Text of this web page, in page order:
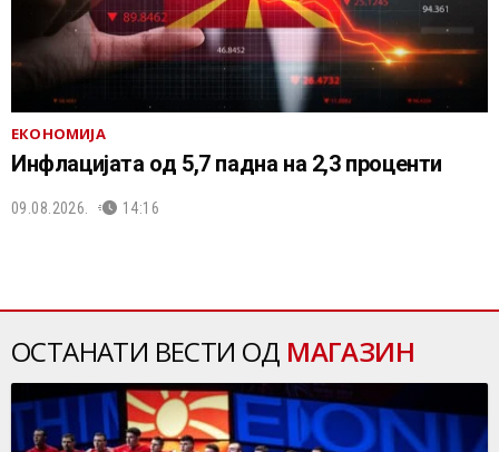
ЕКОНОМИЈА
Инфлацијата од 5,7 падна на 2,3 проценти
09.08.2026. 14:16
ОСТАНАТИ ВЕСТИ ОД МАГАЗИН